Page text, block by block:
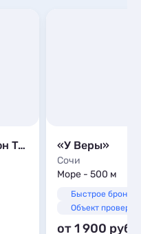
Апартаменты ЖК Посейдон Trust Control «У Веры»
Сочи
Море - 500 м
Быстрое
Объект проверен
от 1 900